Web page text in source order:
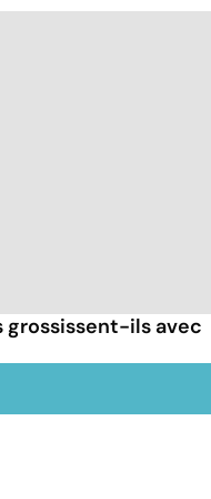
grossissent-ils avec